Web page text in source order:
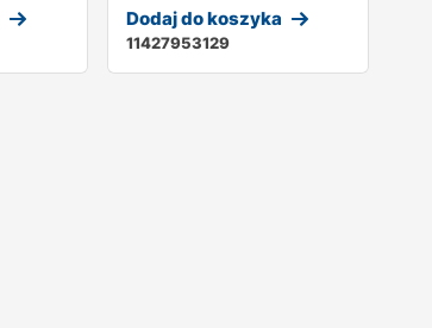
Dodaj do koszyka
11427953129